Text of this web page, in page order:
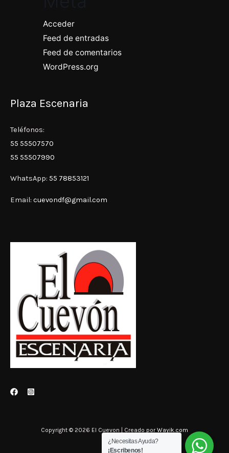
Acceder
Feed de entradas
Feed de comentarios
WordPress.org
Plaza Escenaria
Teléfonos:
55 55507570
55 55507990
WhatsApp: 55 78853121
Email: cuevondf@gmail.com
Copyright © 2026 El Cuevon | Creado por Wayik.com
¿Necesitas Ayuda?
¡Escribenos!